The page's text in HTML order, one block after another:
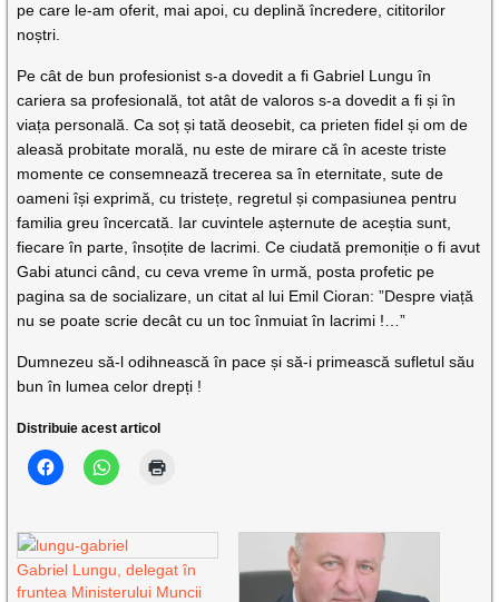
pe care le-am oferit, mai apoi, cu deplină încredere, cititorilor
noștri.
Pe cât de bun profesionist s-a dovedit a fi Gabriel Lungu în
cariera sa profesională, tot atât de valoros s-a dovedit a fi și în
viața personală. Ca soț și tată deosebit, ca prieten fidel și om de
aleasă probitate morală, nu este de mirare că în aceste triste
momente ce consemnează trecerea sa în eternitate, sute de
oameni își exprimă, cu tristețe, regretul și compasiunea pentru
familia greu încercată. Iar cuvintele așternute de aceștia sunt,
fiecare în parte, însoțite de lacrimi. Ce ciudată premoniție o fi avut
Gabi atunci când, cu ceva vreme în urmă, posta profetic pe
pagina sa de socializare, un citat al lui Emil Cioran: ”Despre viață
nu se poate scrie decât cu un toc înmuiat în lacrimi !…”
Dumnezeu să-l odihnească în pace și să-i primească sufletul său
bun în lumea celor drepți !
Distribuie acest articol
Gabriel Lungu, delegat în
fruntea Ministerului Muncii